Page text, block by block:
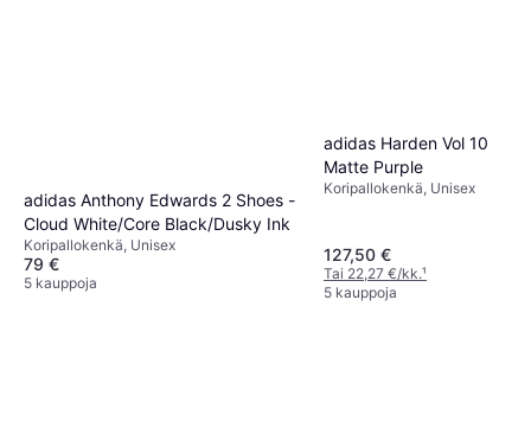
adidas Anthony Edwards 2 Shoes -
Cloud White/Core Black/Dusky Ink
Koripallokenkä, Unisex
79 €
5 kauppoja
adidas Harden Vol 10
Matte Purple
Koripallokenkä, Unisex
127,50 €
Tai 22,27 €/kk.¹
5 kauppoja